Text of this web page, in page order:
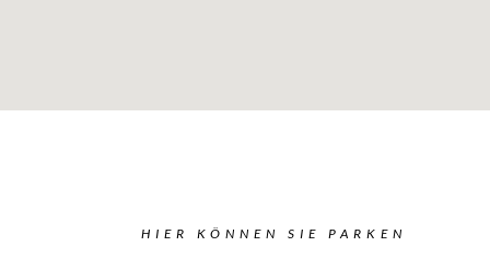
HIER KÖNNEN SIE PARKEN